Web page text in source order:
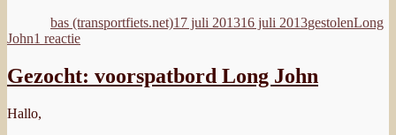
bas (transportfiets.net)17 juli 201316 juli 2013gestolenLong
John1 reactieop
in
Landsmeer
Gezocht: voorspatbord Long John
Hallo,